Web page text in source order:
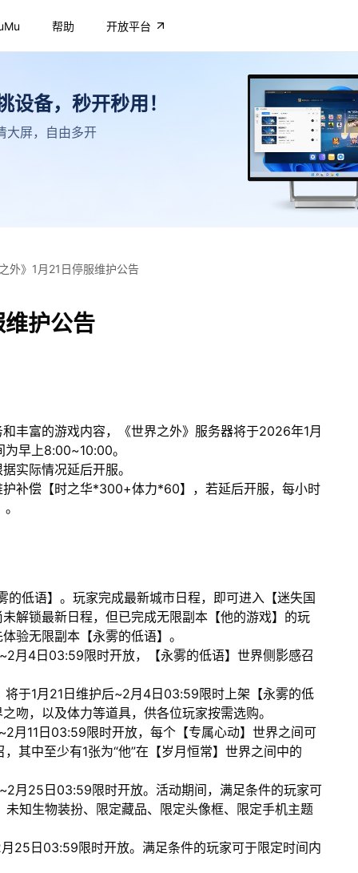
帮助 开放平台
备，秒开秒用！
大屏，自由多开
外》1月21日停服维护公告
护公告
丰富的游戏内容，《世界之外》服务器将于2026年1月
早上8:00~10:00。
实际情况延后开服。
补偿【时之华*300+体力*60】，若延后开服，每小时
的低语】。玩家完成最新城市日程，即可进入【迷失国
解锁最新日程，但已完成无限副本【他的游戏】的玩
验无限副本【永雾的低语】。
月4日03:59限时开放，【永雾的低语】世界侧影感召
于1月21日维护后~2月4日03:59限时上架【永雾的低
吻，以及体力等道具，供各位玩家按需选购。
月11日03:59限时开放，每个【专属心动】世界之间可
其中至少有1张为“他”在【岁月恒常】世界之间中的
月25日03:59限时开放。活动期间，满足条件的玩家可
知生物装扮、限定藏品、限定头像框、限定手机主题
25日03:59限时开放。满足条件的玩家可于限定时间内